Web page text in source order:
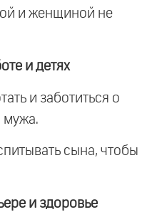
и женщиной не
и детях
и заботиться о
мужа.
сына, чтобы
и здоровье